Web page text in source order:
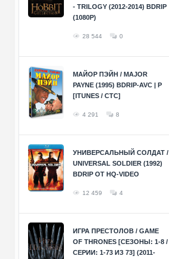
- TRILOGY (2012-2014) BDRIP
(1080P)
28 544 0
МАЙОР ПЭЙН / MAJOR
PAYNE (1995) BDRIP-AVC | P
[ITUNES / СТС]
4 291 8
УНИВЕРСАЛЬНЫЙ СОЛДАТ /
UNIVERSAL SOLDIER (1992)
BDRIP ОТ HQ-VIDEO
12 459 4
ИГРА ПРЕСТОЛОВ / GAME
OF THRONES [СЕЗОНЫ: 1-8 /
СЕРИИ: 1-73 ИЗ 73] (2011-